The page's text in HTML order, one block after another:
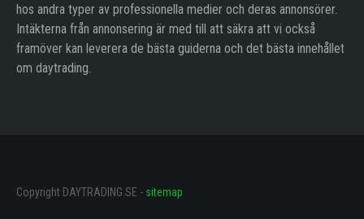
hos andra typer av professionella medier och deras annonsörer.
Intäkterna från annonsering är med till att säkra att vi också
framöver kan leverera de bästa guiderna och det bästa innehållet
om daytrading.
Copyright DAYTRADING.SE - sitemap